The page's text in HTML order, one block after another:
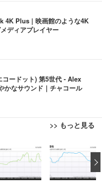
4K Plus | 映画館のような4K
ディアプレイヤー
ードット) 第5世代 - Alex
かなサウンド｜チャコール
>> もっと見る
ア 椅子 テレワーク 疲れな
スト コンパクト 約105度ロッ
度回転 座面昇降 強化ナイロ
シュ 在宅ワーク H-WY01
ミアムモニター | FlexScan
UHD・USB Type-C・ホワ
トシーツ 薄型 レギュラー 1
イト 300枚